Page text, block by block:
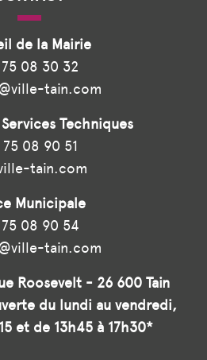
de la Mairie
08 30 32
tain.com
Techniques
08 90 51
tain.com
Municipale
08 90 54
tain.com
Roosevelt - 26 600 Tain
du lundi au vendredi,
et de 13h45 à 17h30*